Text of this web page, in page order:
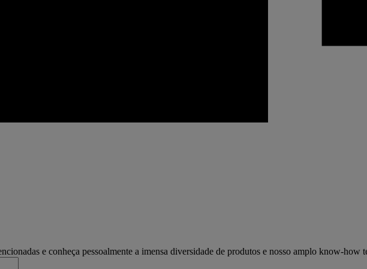
e conheça pessoalmente a imensa diversidade de produtos e nosso amplo know-how